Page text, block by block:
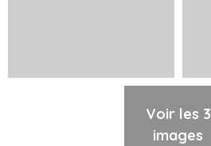
Voir les 3
images